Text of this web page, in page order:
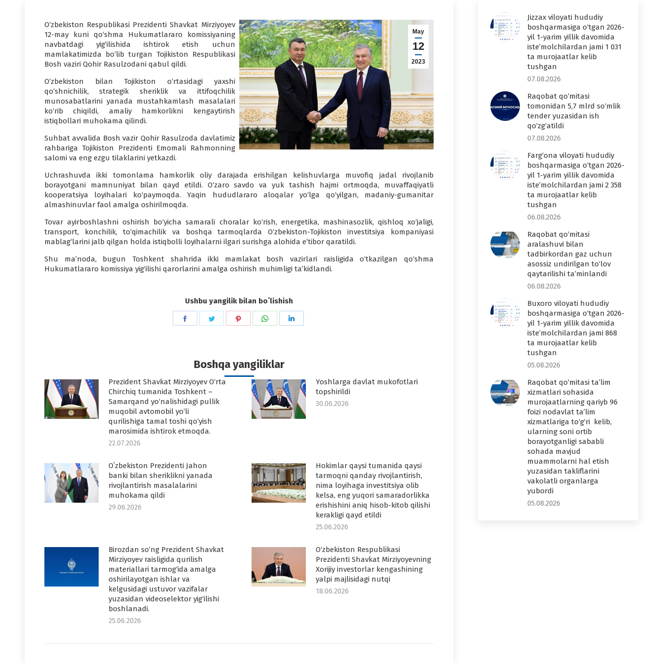
May
12
2023
O‘zbekiston Respublikasi Prezidenti Shavkat Mirziyoyev
12-may kuni qo‘shma Hukumatlararo komissiyaning
navbatdagi yig‘ilishida ishtirok etish uchun
mamlakatimizda bo‘lib turgan Tojikiston Respublikasi
Bosh vaziri Qohir Rasulzodani qabul qildi.
O‘zbekiston bilan Tojikiston o‘rtasidagi yaxshi
qo‘shnichilik, strategik sheriklik va ittifoqchilik
munosabatlarini yanada mustahkamlash masalalari
ko‘rib chiqildi, amaliy hamkorlikni kengaytirish
istiqbollari muhokama qilindi.
Suhbat avvalida Bosh vazir Qohir Rasulzoda davlatimiz
rahbariga Tojikiston Prezidenti Emomali Rahmonning
salomi va eng ezgu tilaklarini yetkazdi.
Uchrashuvda ikki tomonlama hamkorlik oliy darajada erishilgan kelishuvlarga muvofiq jadal rivojlanib
borayotgani mamnuniyat bilan qayd etildi. O‘zaro savdo va yuk tashish hajmi ortmoqda, muvaffaqiyatli
kooperatsiya loyihalari ko‘paymoqda. Yaqin hududlararo aloqalar yo‘lga qo‘yilgan, madaniy-gumanitar
almashinuvlar faol amalga oshirilmoqda.
Tovar ayirboshlashni oshirish bo‘yicha samarali choralar ko‘rish, energetika, mashinasozlik, qishloq xo‘jaligi,
transport, konchilik, to‘qimachilik va boshqa tarmoqlarda O‘zbekiston-Tojikiston investitsiya kompaniyasi
mablag‘larini jalb qilgan holda istiqbolli loyihalarni ilgari surishga alohida e’tibor qaratildi.
Shu ma’noda, bugun Toshkent shahrida ikki mamlakat bosh vazirlari raisligida o‘tkazilgan qo‘shma
Hukumatlararo komissiya yig‘ilishi qarorlarini amalga oshirish muhimligi ta’kidlandi.
Ushbu yangilik bilan boʻlishish
Share
Share
Share
Share
Boshqa yangiliklar
Prezident Shavkat Mirziyoyev O‘rta
Chirchiq tumanida Toshkent –
Samarqand yo‘nalishidagi pullik
muqobil avtomobil yo‘li
qurilishiga tamal toshi qo‘yish
marosimida ishtirok etmoqda.
22.07.2026
Yoshlarga davlat mukofotlari
topshirildi
30.06.2026
Oʻzbekiston Prezidenti Jahon
banki bilan sheriklikni yanada
rivojlantirish masalalarini
muhokama qildi
29.06.2026
Hokimlar qaysi tumanida qaysi
tarmoqni qanday rivojlantirish,
nima loyihaga investitsiya olib
kelsa, eng yuqori samaradorlikka
erishishini aniq hisob-kitob qilishi
kerakligi qayd etildi
25.06.2026
Birozdan so‘ng Prezident Shavkat
Mirziyoyev raisligida qurilish
materiallari tarmog‘ida amalga
oshirilayotgan ishlar va
kelgusidagi ustuvor vazifalar
yuzasidan videoselektor yig‘ilishi
boshlanadi.
25.06.2026
O‘zbekiston Respublikasi
Prezidenti Shavkat Mirziyoyevning
Xorijiy investorlar kengashining
yalpi majlisidagi nutqi
18.06.2026
Jizzax viloyati hududiy
boshqarmasiga o‘tgan 2026-
yil 1-yarim yillik davomida
iste’molchilardan jami 1 031
ta murojaatlar kelib
tushgan
07.08.2026
Raqobat qo‘mitasi
tomonidan 5,7 mlrd so‘mlik
tender yuzasidan ish
qo‘zg‘atildi
07.08.2026
Farg‘ona viloyati hududiy
boshqarmasiga o‘tgan 2026-
yil 1-yarim yillik davomida
iste’molchilardan jami 2 358
ta murojaatlar kelib
tushgan
06.08.2026
Raqobat qo‘mitasi
aralashuvi bilan
tadbirkordan gaz uchun
asossiz undirilgan to‘lov
qaytarilishi ta’minlandi
06.08.2026
Buxoro viloyati hududiy
boshqarmasiga o‘tgan 2026-
yil 1-yarim yillik davomida
iste’molchilardan jami 868
ta murojaatlar kelib
tushgan
05.08.2026
Raqobat qo‘mitasi ta’lim
xizmatlari sohasida
murojaatlarning qariyb 96
foizi nodavlat ta’lim
xizmatlariga to‘g‘ri kelib,
ularning soni ortib
borayotganligi sababli
sohada mavjud
muammolarni hal etish
yuzasidan takliflarini
vakolatli organlarga
yubordi
05.08.2026